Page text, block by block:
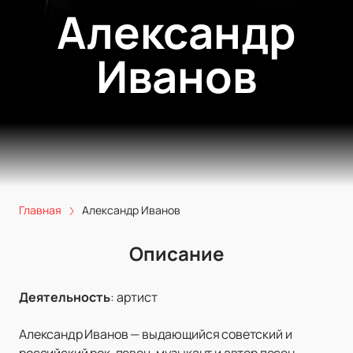
Александр
Иванов
Главная Александр Иванов
Описание
Деятельность:артист
Александр Иванов — выдающийся советский и